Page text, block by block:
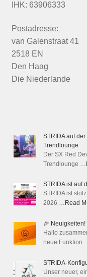
IHK: 63906333
Postadresse:
van Galenstraat 41
2518 EN
Den Haag
Die Niederlande
STRIDA auf
Trendlounge
Der SX Red
Trendlounge …
STRIDA ist auf
STRIDA ist
2026 … Read
🎉
Hallo
neue Funktion …
STRIDA-
Unser neuer,